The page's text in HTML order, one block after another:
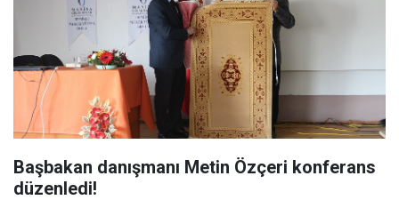
Başbakan danışmanı Metin Özçeri konferans
düzenledi!